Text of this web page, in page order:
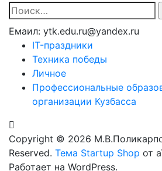
Найти:
Емаил: ytk.edu.ru@yandex.ru
IT-праздники
Техника победы
Личное
Профессиональные
организации Кузбасса
Copyright © 2026
Reserved. Тема Startup Shop от
Работает на WordPress.